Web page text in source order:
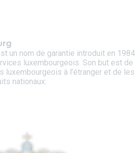
un nom de garantie introduit en 1984
luxembourgeois. Son but est de
luxembourgeois à l’étranger et de les
nationaux.